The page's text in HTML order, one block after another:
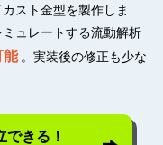
スト金型を製作しま
ュレートする流動解析
能 。実装後の修正も少な
きる！